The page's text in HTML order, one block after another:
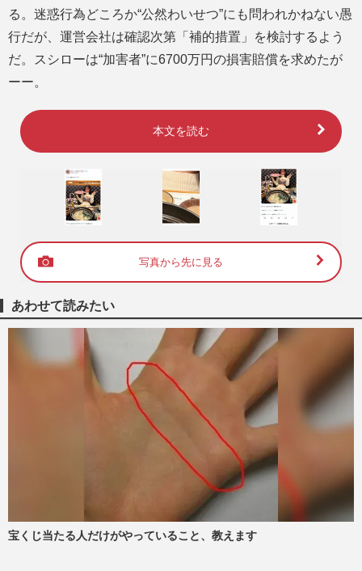
る。迷惑行為どころか“公然わいせつ”にも問われかねない愚
行だが、運営会社は確認次第「補的措置」を検討するよう
だ。スシローは“加害者”に6700万円の損害賠償を求めたが
ーー。
本文を読む
写真から先に見る
あわせて読みたい
宝くじ当たる人だけがやっていること、教えます